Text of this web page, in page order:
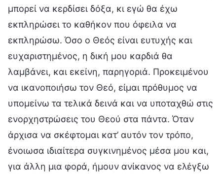
μπορεί να κερδίσει δόξα, κι εγώ θα έχω
εκπληρώσει το καθήκον που όφειλα να
εκπληρώσω. Όσο ο Θεός είναι ευτυχής και
ευχαριστημένος, η δική μου καρδιά θα
λαμβάνει, και εκείνη, παρηγοριά. Προκειμένου
να ικανοποιήσω τον Θεό, είμαι πρόθυμος να
υπομείνω τα τελικά δεινά και να υποταχθώ στις
ενορχηστρώσεις του Θεού στα πάντα. Όταν
άρχισα να σκέφτομαι κατ’ αυτόν τον τρόπο,
ένοιωσα ιδιαίτερα συγκινημένος μέσα μου και,
για άλλη μια φορά, ήμουν ανίκανος να ελέγξω